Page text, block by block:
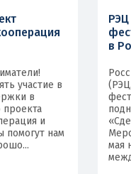
участие в
в
проекта
и
помогут нам
РЭЦ
в
мая